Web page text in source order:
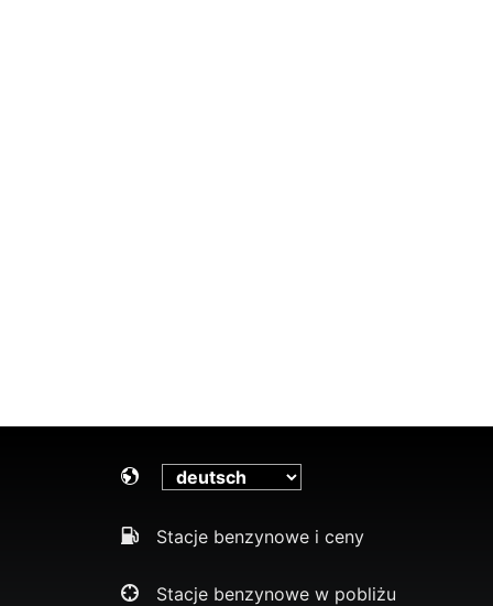
Stacje benzynowe i ceny
Stacje benzynowe w pobliżu